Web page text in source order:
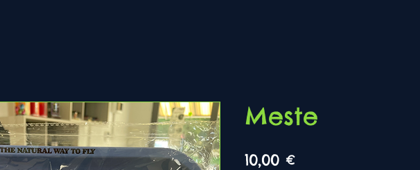
Meste
10,00 €Prezzo